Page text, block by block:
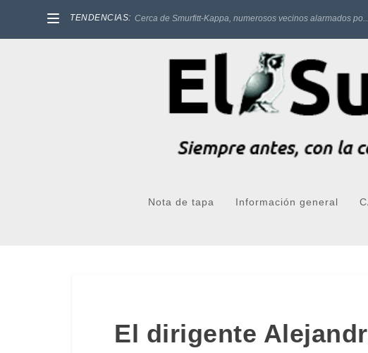
TENDENCIAS: Mussi: "Continuemos unidos para poder seguir progresand...
Nota de tapa Información general
El dirigente